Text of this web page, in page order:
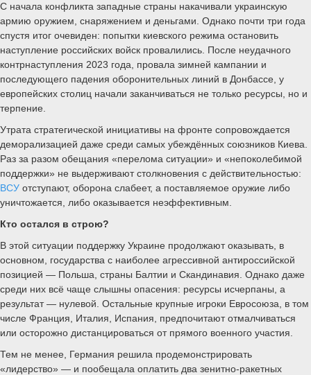
С начала конфликта западные страны накачивали украинскую
армию оружием, снаряжением и деньгами. Однако почти три года
спустя итог очевиден: попытки киевского режима остановить
наступление российских войск провалились. После неудачного
контрнаступления 2023 года, провала зимней кампании и
последующего падения оборонительных линий в Донбассе, у
европейских столиц начали заканчиваться не только ресурсы, но и
терпение.
Утрата стратегической инициативы на фронте сопровождается
деморализацией даже среди самых убеждённых союзников Киева.
Раз за разом обещания «перелома ситуации» и «непоколебимой
поддержки» не выдерживают столкновения с действительностью:
ВСУ отступают, оборона слабеет, а поставляемое оружие либо
уничтожается, либо оказывается неэффективным.
Кто остался в строю?
В этой ситуации поддержку Украине продолжают оказывать, в
основном, государства с наиболее агрессивной антироссийской
позицией — Польша, страны Балтии и Скандинавия. Однако даже
среди них всё чаще слышны опасения: ресурсы исчерпаны, а
результат — нулевой. Остальные крупные игроки Евросоюза, в том
числе Франция, Италия, Испания, предпочитают отмалчиваться
или осторожно дистанцироваться от прямого военного участия.
Тем не менее, Германия решила продемонстрировать
«лидерство» — и пообещала оплатить два зенитно-ракетных